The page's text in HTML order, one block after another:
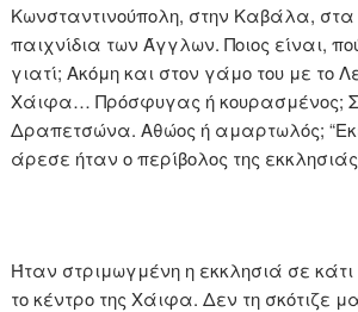
Κωνσταντινούπολη, στην Καβάλα,
παιχνίδια των Άγγλων. Ποιος είναι,
γιατί; Ακόμη και στον γάμο του με το
Χάιφα… Πρόσφυγας ή κουρασμένος;
Δραπετσώνα. Αθώος ή αμαρτωλός;
άρεσε ήταν ο περίβολος της
Ήταν στριμωγμένη η εκκλησιά σε
το κέντρο της Χάιφα. Δεν τη σκότιζε